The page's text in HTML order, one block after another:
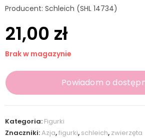
Producent: Schleich (SHL 14734)
21,00 zł
Brak w magazynie
Powiadom o
Kategoria: Figurki
Znaczniki:Azja,figurki, schleich, zwierzęta